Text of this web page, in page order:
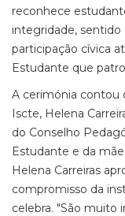
reconhece
integridade,
participação cívica
Estudante que
A cerimónia contou
Iscte, Helena
do Conselho
Estudante e da
Helena Carreiras
compromisso da
celebra. "São muito